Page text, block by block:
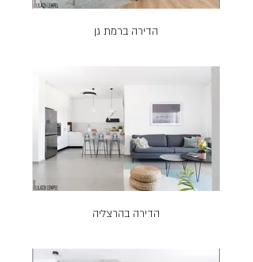
הדירה ברמת גן
הדירה בהרצליה